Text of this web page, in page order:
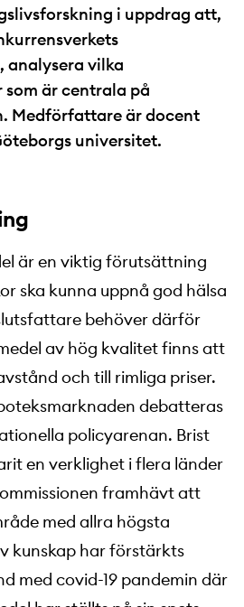
i uppdrag att,
analysera vilka
är centrala på
Medförfattare är docent
universitet.
är en viktig förutsättning
ska kunna uppnå god hälsa
behöver därför
av hög kvalitet finns att
och till rimliga priser.
debatteras
policyarenan. Brist
en verklighet i flera länder
framhävt att
med allra högsta
kunskap har förstärkts
med covid-19 pandemin där